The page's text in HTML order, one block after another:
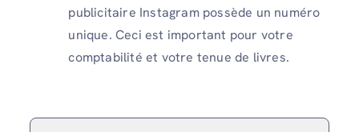
publicitaire Instagram possède un numéro
unique. Ceci est important pour votre
comptabilité et votre tenue de livres.